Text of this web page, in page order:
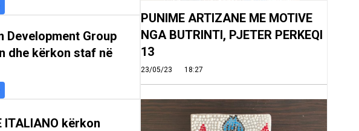
Development Group
dhe kërkon staf në
ITALIANO kërkon
PUNIME ARTIZANE ME MOTIVE
NGA BUTRINTI, PJETER PERKEQI
13
23/05/23 18:27